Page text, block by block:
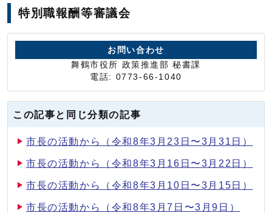
特別職報酬等審議会
お問い合わせ
舞鶴市役所 政策推進部 秘書課
電話: 0773-66-1040
この記事と同じ分類の記事
市長の活動から（令和8年3月23日〜3月31日）
市長の活動から（令和8年3月16日〜3月22日）
市長の活動から（令和8年3月10日〜3月15日）
市長の活動から（令和8年3月7日〜3月9日）